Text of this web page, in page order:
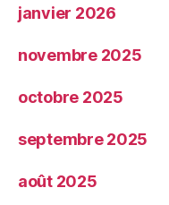
janvier 2026
novembre 2025
octobre 2025
septembre 2025
août 2025